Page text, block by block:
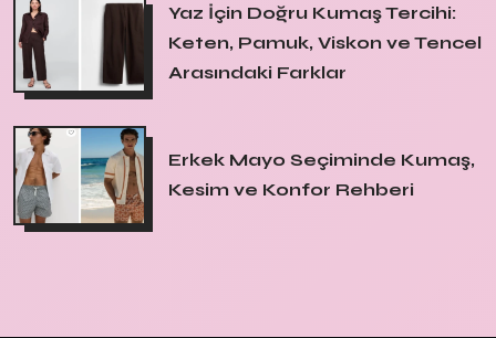
Yaz İçin Doğru Kumaş Tercihi:
Keten, Pamuk, Viskon ve Tencel
Arasındaki Farklar
Erkek Mayo Seçiminde Kumaş,
Kesim ve Konfor Rehberi